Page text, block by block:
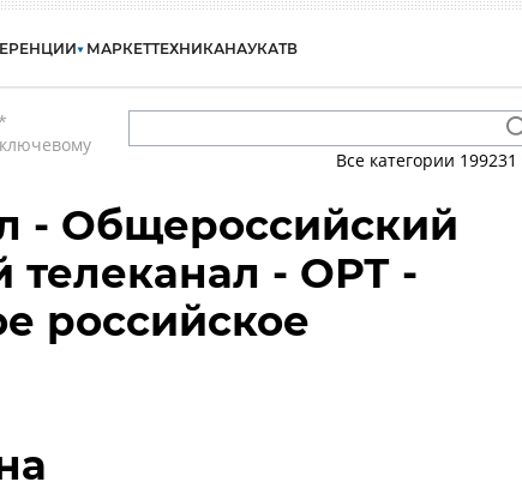
МАРКЕТТЕХНИКАНАУКАТВ
Все категории 199231
- Общероссийский
- ОРТ -
российское